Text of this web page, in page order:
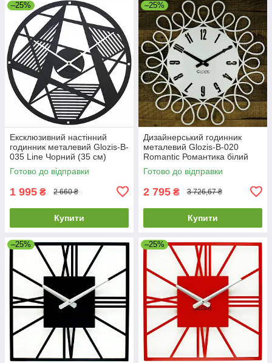
–25%
Ексклюзивний настінний
годинник металевий Glozis-B-
035 Line Чорний (35 см)
[Метал, Відкритий]
Готово до відправки
1 995 ₴ 2 660 ₴
Купити
–25%
Дизайнерський годинник
металевий Glozis-B-020
Romantic Романтика білий
(50 см) [Метал, Відкритий,
Кольори]
Готово до відправки
2 795 ₴ 3 726,67 ₴
Купити
–25% –25%